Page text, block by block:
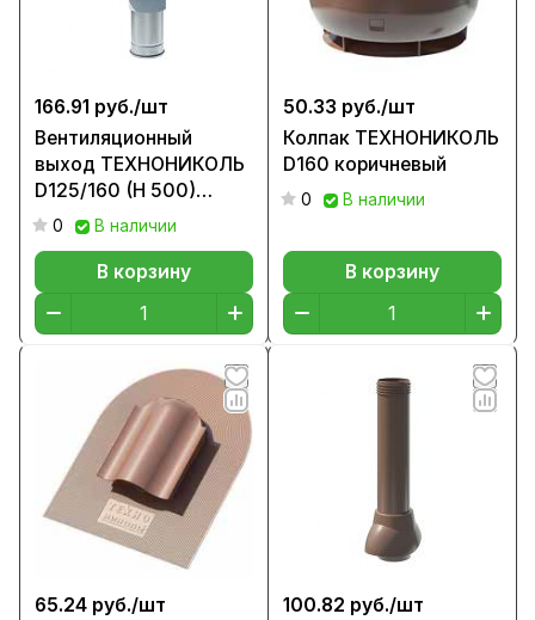
166.91 руб./шт
Вентиляционный
выход ТЕХНОНИКОЛЬ
D125/160 (H 500)
коричневый
0 В наличии
В корзину
50.33 руб./шт
Колпак ТЕХНОНИКОЛЬ
D160 коричневый
0 В наличии
В корзину
65.24 руб./шт
100.82 руб./шт